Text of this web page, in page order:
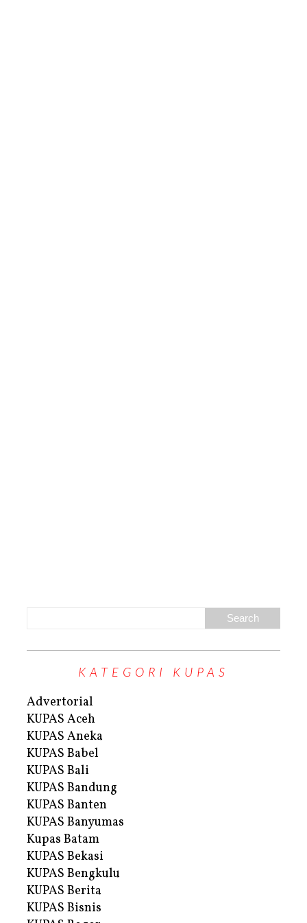
KATEGORI KUPAS
Advertorial
KUPAS Aceh
KUPAS Aneka
KUPAS Babel
KUPAS Bali
KUPAS Bandung
KUPAS Banten
KUPAS Banyumas
Kupas Batam
KUPAS Bekasi
KUPAS Bengkulu
KUPAS Berita
KUPAS Bisnis